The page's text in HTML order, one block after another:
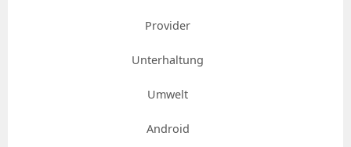
Provider
Unterhaltung
Umwelt
Android